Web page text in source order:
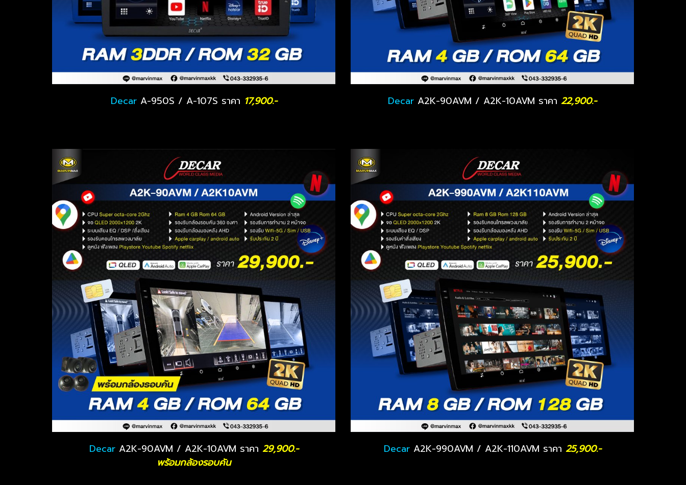
DecarA-950S / A-107S ราคา 17,900.- Decar A2K-90AVM / A2K-10AVM ราคา 22,900.-
DecarA2K-90AVM / A2K-10AVM ราคา 29,900.-
พร้อมกล้องรอบคัน
DecarA2K-990AVM / A2K-110AVM ราคา 25,900.-